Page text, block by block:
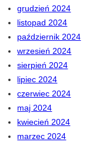
grudzień 2024
listopad 2024
październik 2024
wrzesień 2024
sierpień 2024
lipiec 2024
czerwiec 2024
maj 2024
kwiecień 2024
marzec 2024